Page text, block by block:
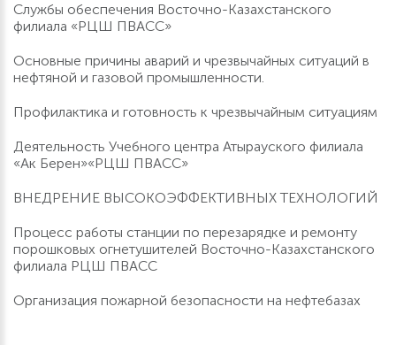
Службы обеспечения Восточно-Казахстанского
филиала «РЦШ ПВАСС»
Основные причины аварий и чрезвычайных ситуаций в
нефтяной и газовой промышленности.
Профилактика и готовность к чрезвычайным ситуациям
Деятельность Учебного центра Атырауского филиала
«Ак Берен»«РЦШ ПВАСС»
ВНЕДРЕНИЕ ВЫСОКОЭФФЕКТИВНЫХ ТЕХНОЛОГИЙ
Процесс работы станции по перезарядке и ремонту
порошковых огнетушителей Восточно-Казахстанского
филиала РЦШ ПВАСС
Организация пожарной безопасности на нефтебазах